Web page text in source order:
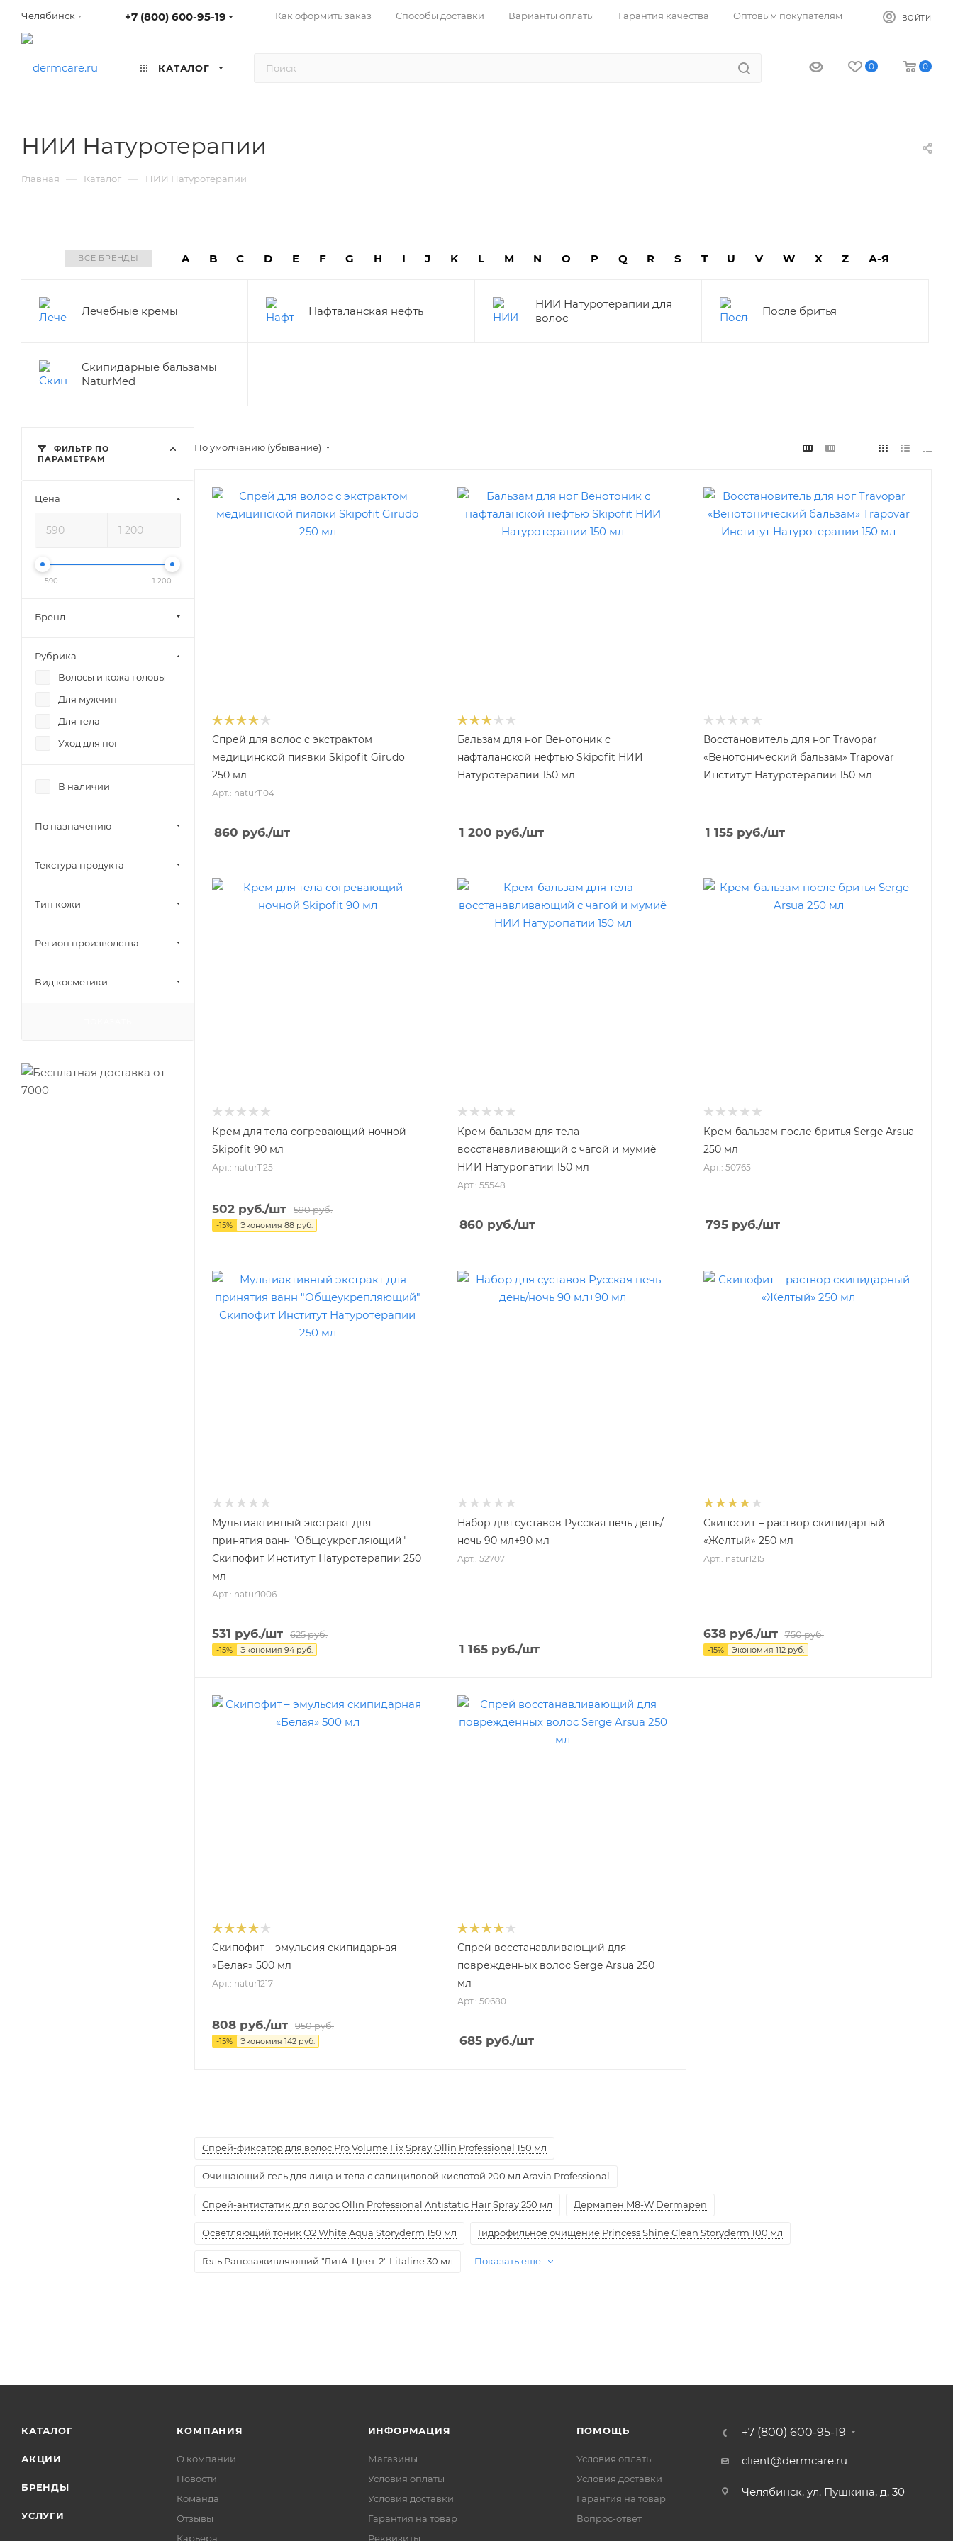
Челябинск +7 (800) 600-95-19 Как оформить заказ Способы доставки Варианты оплаты Гарантия качества Оптовым покупателям ВОЙТИ
КАТАЛОГ 0 0
НИИ Натуротерапии
Главная — Каталог — НИИ Натуротерапии
ВСЕ БРЕНДЫ A B C D E F G H I J K L M N O P Q R S T U V W X Z А-Я
Лечебные кремы Нафталанская нефть
НИИ Натуротерапии для
волос
После бритья
Скипидарные бальзамы
NaturMed
По умолчанию (убывание)
Спрей для волос с экстрактом
медицинской пиявки Skipofit Girudo
250 мл
Арт.: natur1104
860 руб./шт
Бальзам для ног Венотоник с
нафталанской нефтью Skipofit НИИ
Натуротерапии 150 мл
1 200 руб./шт
Восстановитель для ног Travopar
«Венотонический бальзам» Trapovar
Институт Натуротерапии 150 мл
1 155руб./шт
Крем для тела согревающий ночной
Skipofit 90 мл
Арт.: natur1125
502 руб./шт 590руб.
-15% Экономия 88 руб.
Крем-бальзам для тела
восстанавливающий с чагой и мумиё
НИИ Натуропатии 150 мл
Арт.: 55548
860 руб./шт
Крем-бальзам после бритья Serge Arsua
250 мл
Арт.: 50765
795руб./шт
Мультиактивный экстракт для
принятия ванн "Общеукрепляющий"
Скипофит Институт Натуротерапии 250
мл
Арт.: natur1006
531 руб./шт 625руб.
-15% Экономия 94 руб.
Набор для суставов Русская печь день/
ночь 90 мл+90 мл
Арт.: 52707
1 165 руб./шт
Скипофит – раствор скипидарный
«Желтый» 250 мл
Арт.: natur1215
638руб./шт 750руб.
-15% Экономия 112руб.
Скипофит – эмульсия скипидарная
«Белая» 500 мл
Арт.: natur1217
808 руб./шт 950руб.
-15% Экономия 142 руб.
Спрей восстанавливающий для
поврежденных волос Serge Arsua 250
мл
Арт.: 50680
685 руб./шт
Спрей-фиксатор для волос Pro Volume Fix Spray Ollin Professional 150 мл
Очищающий гель для лица и тела с салициловой кислотой 200 мл Aravia Professional
Спрей-антистатик для волос Ollin Professional Antistatic Hair Spray 250 мл Дермапен M8-W Dermapen
Осветляющий тоник O2 White Aqua Storyderm 150 мл Гидрофильное очищение Princess Shine Clean Storyderm 100 мл
Гель Ранозаживляющий "ЛитА-Цвет-2" Litaline 30 мл Показать еще
ФИЛЬТР ПО
ПАРАМЕТРАМ
Цена
590 1 200
Бренд
Рубрика
Волосы и кожа головы
Для мужчин
Для тела
Уход для ног
В наличии
По назначению
Текстура продукта
Тип кожи
Регион производства
Вид косметики
КАТАЛОГ
АКЦИИ
БРЕНДЫ
УСЛУГИ
КОМПАНИЯ
О компании
Новости
Команда
Отзывы
Карьера
ИНФОРМАЦИЯ
Магазины
Условия оплаты
Условия доставки
Гарантия на товар
Реквизиты
ПОМОЩЬ
Условия оплаты
Условия доставки
Гарантия на товар
Вопрос-ответ
+7 (800) 600-95-19
client@dermcare.ru
Челябинск, ул. Пушкина, д. 30